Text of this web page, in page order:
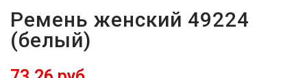
Ремень женский 49224
(белый)